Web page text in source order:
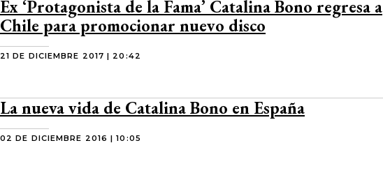
Ex ‘Protagonista de la Fama’ Catalina Bono regresa a
Chile para promocionar nuevo disco
21 DE DICIEMBRE 2017 | 20:42
La nueva vida de Catalina Bono en España
02 DE DICIEMBRE 2016 | 10:05